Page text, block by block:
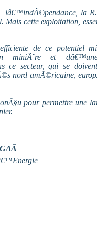
lâ€™indÃ©pendance, la
Mais cette exploitation,
de ce potentiel
miniÃ¨re et
ce secteur, qui se
nord amÃ©ricaine,
pour permettre une